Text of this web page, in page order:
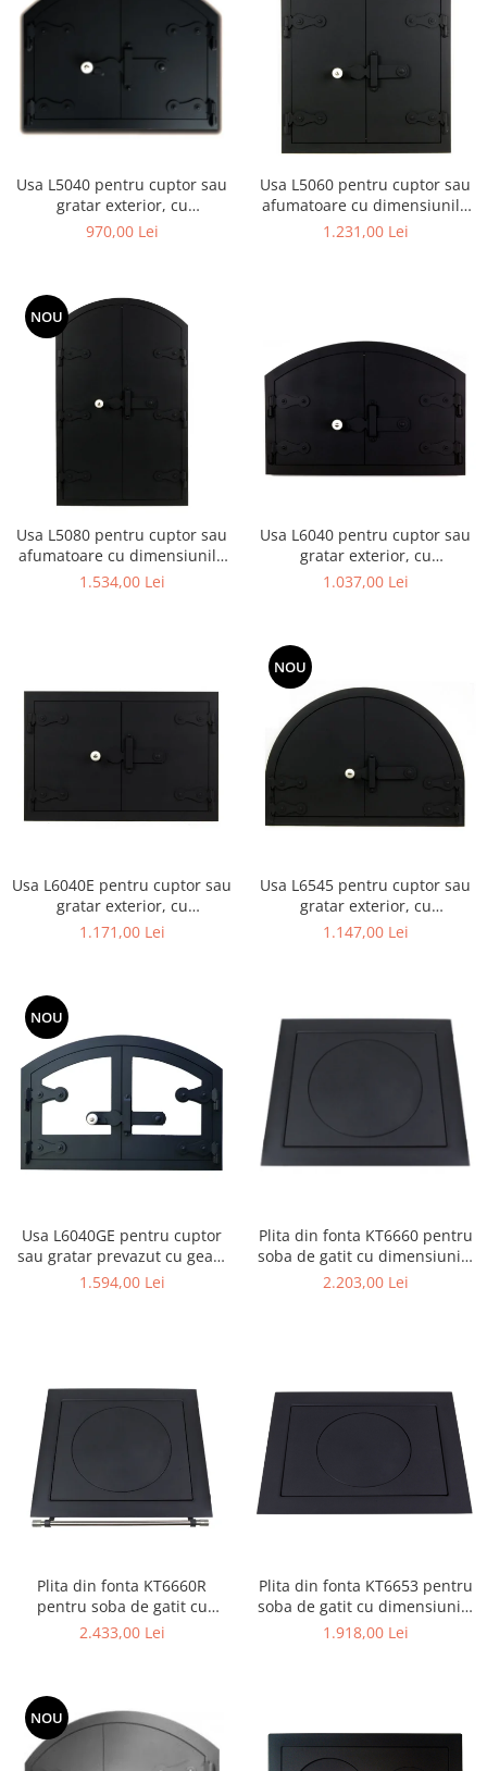
Usa L5040 pentru cuptor sau
gratar exterior, cu
dimensiunile 50 x 40 cm
970,00 Lei
Usa L5060 pentru cuptor sau
afumatoare cu dimensiunile
50 x 60 cm
1.231,00 Lei
NOU
Usa L5080 pentru cuptor sau
afumatoare cu dimensiunile
50 x 80 cm
1.534,00 Lei
Usa L6040 pentru cuptor sau
gratar exterior, cu
dimensiunile 60 x 40 cm
1.037,00 Lei
Usa L6040E pentru cuptor sau
gratar exterior, cu
dimensiunile 60 x 40 cm,
1.171,00 Lei
NOU
Usa L6545 pentru cuptor sau
gratar exterior, cu
dimensiunile 65 x 45 cm
1.147,00 Lei
NOU
Usa L6040GE pentru cuptor
sau gratar prevazut cu geam
termorezistent, cu
1.594,00 Lei
Plita din fonta KT6660 pentru
soba de gatit cu dimensiunile
66 x 60 cm
2.203,00 Lei
Plita din fonta KT6660R
pentru soba de gatit cu
dimensiunile 66 x 60 cm,
2.433,00 Lei
Plita din fonta KT6653 pentru
soba de gatit cu dimensiunile
66 x 52 cm
1.918,00 Lei
NOU